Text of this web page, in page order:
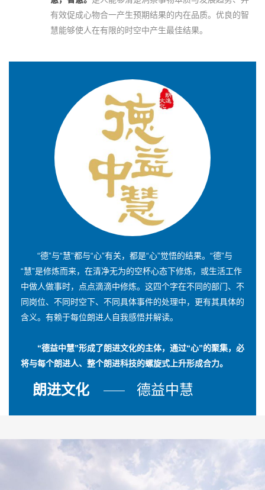
有效促成心物合一产生预期结果的内在品质。优良的智
慧能够使人在有限的时空中产生最佳结果。
“德”与“慧”都与“心”有关，都是“心”觉悟的结果。“德”与
“慧”是修炼而来，在清净无为的空杯心态下修炼，或生活工作
中做人做事时，点点滴滴中修炼。这四个字在不同的部门、不
同岗位、不同时空下、不同具体事件的处理中，更有其具体的
含义。有赖于每位朗进人自我感悟并解读。
“德益中慧”形成了朗进文化的主体，通过“心”的聚集，必
将与每个朗进人、整个朗进科技的螺旋式上升形成合力。
朗进文化 德益中慧